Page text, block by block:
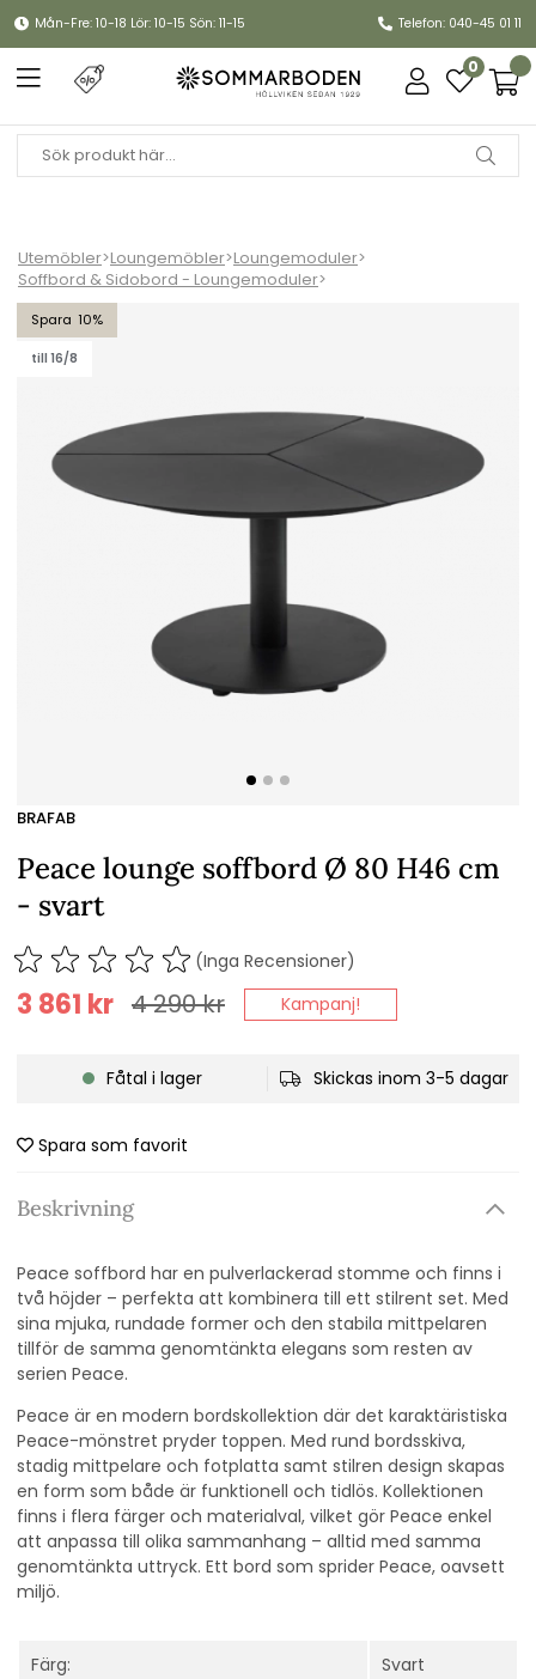
Mån-Fre: 10-18 Lör: 10-15 Sön: 11-15 Telefon: 040-45 01 11
0
Utemöbler>Loungemöbler>Loungemoduler>
Soffbord & Sidobord - Loungemoduler>
10
till 16/8
Peace lounge soffbord Ø 80 H46 cm - svart
BRAFAB
Peace lounge soffbord Ø 80 H46 cm
- svart
(Inga Recensioner)
4 290kr
3 861 kr Kampanj!
Fåtal i lager Skickas inom 3-5 dagar
Spara som favorit
Beskrivning
Peace soffbord har en pulverlackerad stomme och finns i
två höjder – perfekta att kombinera till ett stilrent set. Med
sina mjuka, rundade former och den stabila mittpelaren
tillför de samma genomtänkta elegans som resten av
serien Peace.
Peace är en modern bordskollektion där det karaktäristiska
Peace-mönstret pryder toppen. Med rund bordsskiva,
stadig mittpelare och fotplatta samt stilren design skapas
en form som både är funktionell och tidlös. Kollektionen
finns i flera färger och materialval, vilket gör Peace enkel
att anpassa till olika sammanhang – alltid med samma
genomtänkta uttryck. Ett bord som sprider Peace, oavsett
miljö.
Färg: Svart